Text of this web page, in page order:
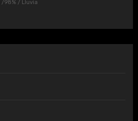
/98% / Lluvia